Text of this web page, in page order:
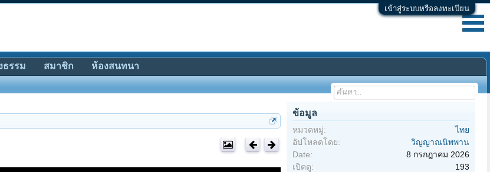
เข้าสู่ระบบหรือลงทะเบียน
ข้อมูล
หมวดหมู่:
ไทย
อัปโหลดโดย:
วิญญาณนิพพาน
Date:
8 กรกฎาคม 2026
เปิดดู:
193
ธรรม สมาชิก ห้องสนทนา